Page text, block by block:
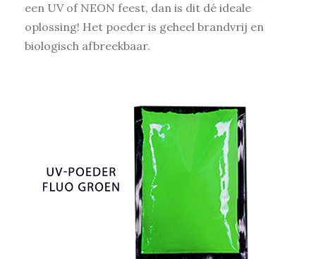
een UV of NEON feest, dan is dit dé ideale
oplossing! Het poeder is geheel brandvrij en
biologisch afbreekbaar.